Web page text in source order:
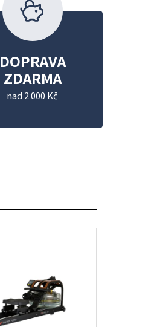
DOPRAVA
ZDARMA
nad 2 000 Kč